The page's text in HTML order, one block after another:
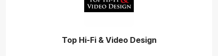
Top Hi-Fi & Video Design